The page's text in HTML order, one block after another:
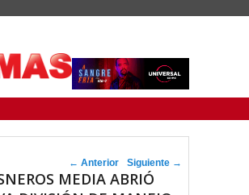
Navegador de artículos
← Anterior Siguiente →
MEDIA ABRIÓ